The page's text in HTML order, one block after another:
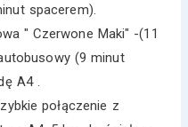
spacerem).
" Czerwone Maki" -(11
(9 minut
A4 .
połączenie z